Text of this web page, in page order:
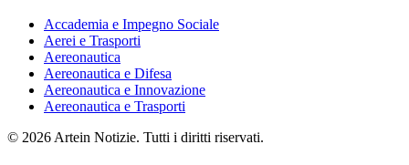
Accademia e Impegno Sociale
Aerei e Trasporti
Aereonautica
Aereonautica e Difesa
Aereonautica e Innovazione
Aereonautica e Trasporti
© 2026 Artein Notizie. Tutti i diritti riservati.